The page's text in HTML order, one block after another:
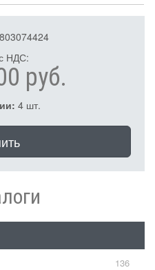
803074424
НДС:
руб.
4 шт.
136